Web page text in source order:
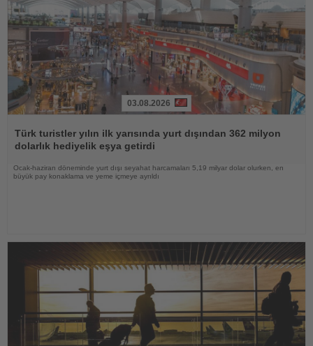
Oku
03.08.2026
Türk turistler yılın ilk yarısında yurt dışından 362 milyon
dolarlık hediyelik eşya getirdi
Ocak-haziran döneminde yurt dışı seyahat harcamaları 5,19 milyar dolar olurken, en
büyük pay konaklama ve yeme içmeye ayrıldı